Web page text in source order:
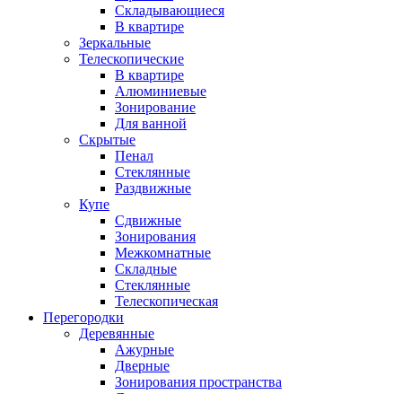
Складывающиеся
В квартире
Зеркальные
Телескопические
В квартире
Алюминиевые
Зонирование
Для ванной
Скрытые
Пенал
Стеклянные
Раздвижные
Купе
Сдвижные
Зонирования
Межкомнатные
Складные
Стеклянные
Телескопическая
Перегородки
Деревянные
Ажурные
Дверные
Зонирования пространства